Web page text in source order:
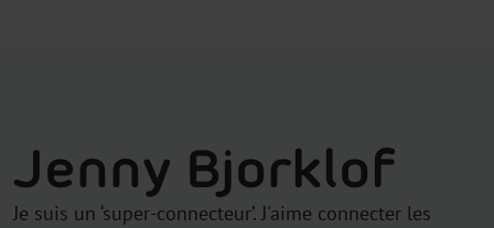
Jenny Bjorklof
Je suis un ‘super-connecteur’. J'aime connecter les